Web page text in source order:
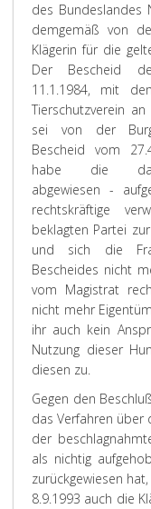
des Bundeslandes
demgemäß von
Klägerin für die
Der Bescheid
11.1.1984, mit
Tierschutzverein
sei von der
Bescheid vom
habe die
abgewiesen -
rechtskräftige
beklagten Partei
und sich die
Bescheides nicht
vom Magistrat
nicht mehr
ihr auch kein
Nutzung dieser
diesen zu.
Gegen den
das Verfahren über
der
als nichtig
zurückgewiesen
8.9.1993 auch die